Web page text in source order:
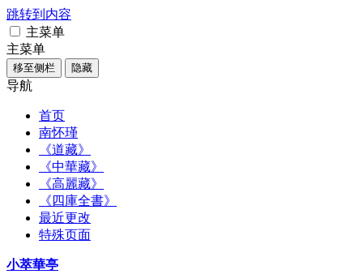
跳转到内容
主菜单
主菜单
移至侧栏 隐藏
导航
首页
南怀瑾
《道藏》
《中華藏》
《高麗藏》
《四庫全書》
最近更改
特殊页面
小萃華亭